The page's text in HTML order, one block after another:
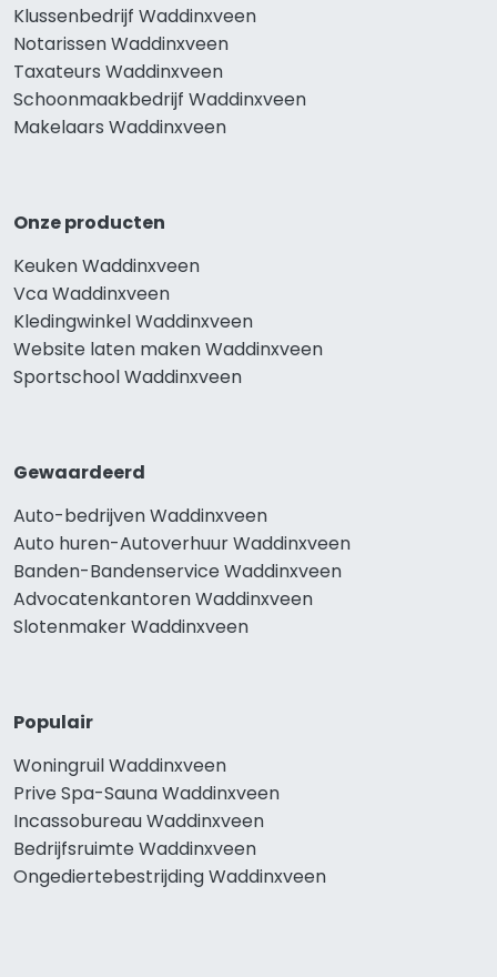
Klussenbedrijf Waddinxveen
Notarissen Waddinxveen
Taxateurs Waddinxveen
Schoonmaakbedrijf Waddinxveen
Makelaars Waddinxveen
Onze producten
Keuken Waddinxveen
Vca Waddinxveen
Kledingwinkel Waddinxveen
Website laten maken Waddinxveen
Sportschool Waddinxveen
Gewaardeerd
Auto-bedrijven Waddinxveen
Auto huren-Autoverhuur Waddinxveen
Banden-Bandenservice Waddinxveen
Advocatenkantoren Waddinxveen
Slotenmaker Waddinxveen
Populair
Woningruil Waddinxveen
Prive Spa-Sauna Waddinxveen
Incassobureau Waddinxveen
Bedrijfsruimte Waddinxveen
Ongediertebestrijding Waddinxveen